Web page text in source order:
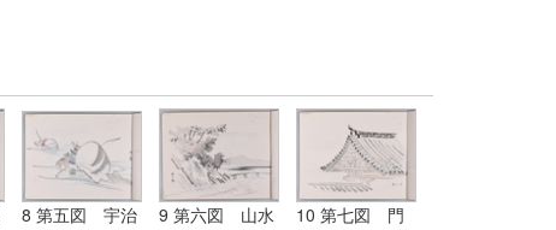
8 第五図 宇治
9 第六図 山水 10 第七図 門